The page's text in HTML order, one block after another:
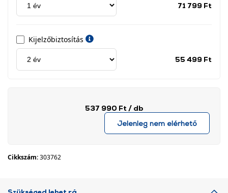
71 799 Ft
Kijelzőbiztosítás
55 499 Ft
537 990 Ft / db
Jelenleg nem elérhető
Cikkszám:303762